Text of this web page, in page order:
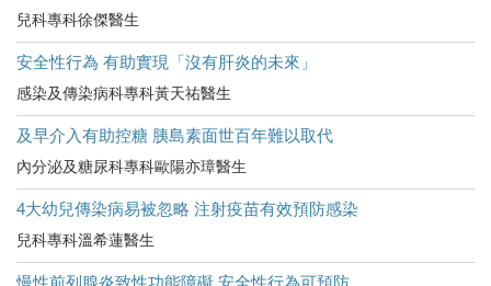
兒科專科徐傑醫生
安全性行為 有助實現「沒有肝炎的未來」
感染及傳染病科專科黃天祐醫生
及早介入有助控糖 胰島素面世百年難以取代
內分泌及糖尿科專科歐陽亦璋醫生
4大幼兒傳染病易被忽略 注射疫苗有效預防感染
兒科專科溫希蓮醫生